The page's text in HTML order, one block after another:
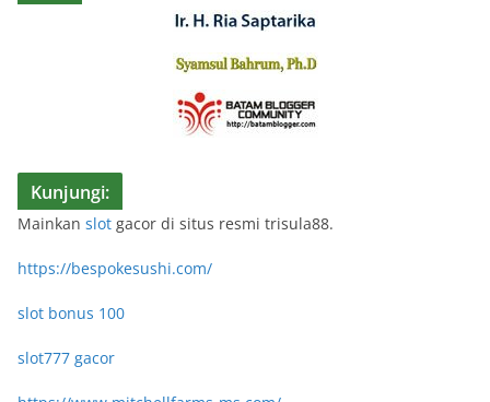
Kunjungi:
Mainkan slot gacor di situs resmi trisula88.
https://bespokesushi.com/
slot bonus 100
slot777 gacor